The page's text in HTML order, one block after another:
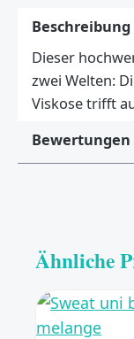
Beschreibung
Dieser
zwei Welten:
Viskose trifft
Bewertungen
Ähnliche